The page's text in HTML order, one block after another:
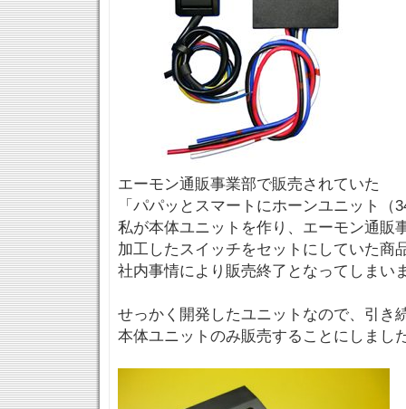
エーモン通販事業部で販売されていた
「パパッとスマートにホーンユニット（
私が本体ユニットを作り、エーモン通販
加工したスイッチをセットにしていた商
社内事情により販売終了となってしまい
せっかく開発したユニットなので、引き
本体ユニットのみ販売することにしまし